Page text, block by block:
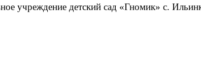
учреждение детский сад «Гномик» с.